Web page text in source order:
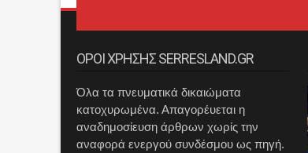
ΟΡΟΙ ΧΡΗΣΗΣ SERRESLAND.GR
Όλα τα πνευματικά δικαιώματα
κατοχυρωμένα. Απαγορέυεται η
αναδημοσίευση άρθρων χωρίς την
αναφορά ενεργού συνδέσμου ως πηγή.